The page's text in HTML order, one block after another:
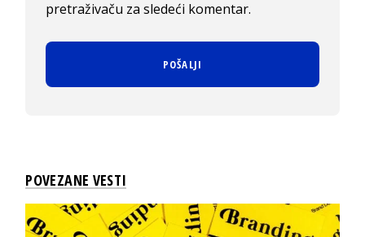
pretraživaču za sledeći komentar.
POVEZANE VESTI